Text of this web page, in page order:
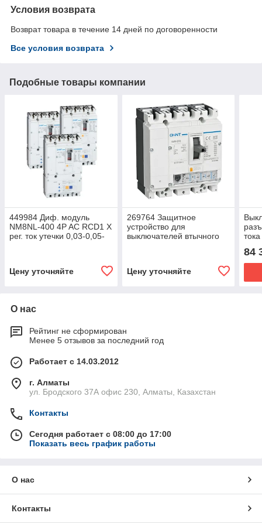
Условия возврата
Возврат товара в течение 14 дней по договоренности
Все условия возврата
Подобные товары компании
449984 Диф. модуль
NM8NL-400 4P AC RCD1 X
рег. ток утечки 0,03-0,05-
Цену уточняйте
269764 Защитное
устройство для
выключателей втычного
Цену уточняйте
84
О нас
Рейтинг не сформирован
Менее 5 отзывов за последний год
Работает с 14.03.2012
г. Алматы
ул. Бродского 37А офис 230, Алматы, Казахстан
Контакты
Сегодня работает с 08:00 до 17:00
Показать весь график работы
О нас
Контакты